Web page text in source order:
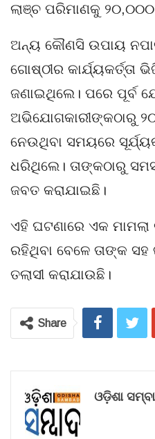
ଲାଞ୍ଚ ପରିମାଣକୁ
ଅନ୍ୟ କୌଣସି ଉପାୟ
ଗୋଷ୍ଠୀର କାର୍ଯ୍ୟକର୍ତ୍ତା
ଜଣାଇଥିଲେ। ପରେ ପୂର୍ବ
ଅଭିଯୋଗକାରୀଙ୍କଠାରୁ
ନେଉଥିବା ସମୟରେ
ଧରିଥିଲେ। ତାଙ୍କଠାରୁ
ଜବତ କରାଯାଇଛି।
ଏହି ଘଟଣାରେ ଏକ
ରହିଥିବା ବେଳେ ତାଙ୍କ
ତଲାସୀ କରାଯାଉଛି।
Share
ଓଡ଼ିଶା